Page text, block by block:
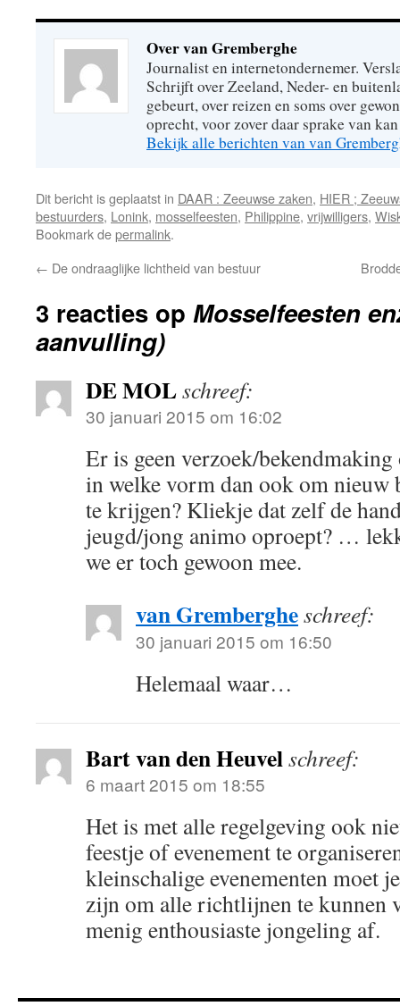
Over van Gremberghe
Journalist en internetondernemer.
Schrijft over Zeeland, Neder- en
gebeurt, over reizen en soms over
oprecht, voor zover daar sprake van
Bekijk alle berichten van van
Dit bericht is geplaatst in DAAR : Zeeuwse zaken, HIER ;
bestuurders, Lonink, mosselfeesten, Philippine, vrijwilligers,
Bookmark depermalink.
← De ondraaglijke lichtheid van bestuur
3 reacties op Mosselfeesten
aanvulling)
DE MOLschreef:
30 januari 2015 om 16:02
Er is geen verzoek/
in welke vorm dan ook om nieuw
te krijgen? Kliekje dat zelf de
jeugd/jong animo oproept? …
we er toch gewoon mee.
van Grembergheschreef:
30 januari 2015 om 16:50
Helemaal waar…
Bart van den Heuvelschreef:
6 maart 2015 om 18:55
Het is met alle regelgeving ook
feestje of evenement te
kleinschalige evenementen moet
zijn om alle richtlijnen te kunnen
menig enthousiaste jongeling af.